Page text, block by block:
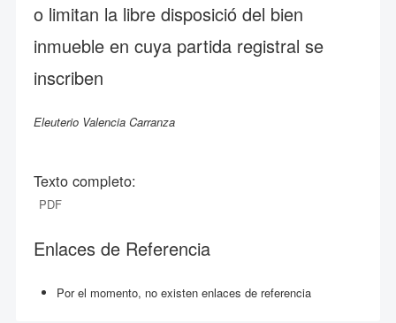
o limitan la libre disposició del bien
inmueble en cuya partida registral se
inscriben
Eleuterio Valencia Carranza
Texto completo:
PDF
Enlaces de Referencia
Por el momento, no existen enlaces de referencia